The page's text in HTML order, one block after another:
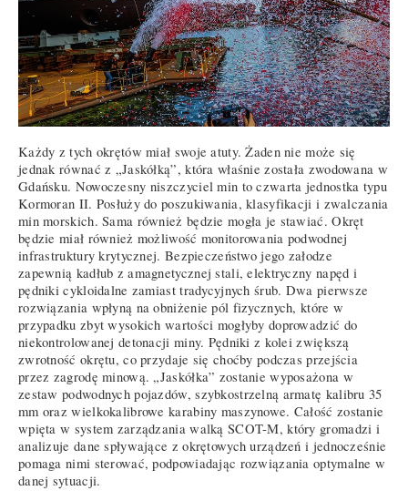
Każdy z tych okrętów miał swoje atuty. Żaden nie może się
jednak równać z „Jaskółką”, która właśnie została zwodowana w
Gdańsku. Nowoczesny niszczyciel min to czwarta jednostka typu
Kormoran II. Posłuży do poszukiwania, klasyfikacji i zwalczania
min morskich. Sama również będzie mogła je stawiać. Okręt
będzie miał również możliwość monitorowania podwodnej
infrastruktury krytycznej. Bezpieczeństwo jego załodze
zapewnią kadłub z amagnetycznej stali, elektryczny napęd i
pędniki cykloidalne zamiast tradycyjnych śrub. Dwa pierwsze
rozwiązania wpłyną na obniżenie pól fizycznych, które w
przypadku zbyt wysokich wartości mogłyby doprowadzić do
niekontrolowanej detonacji miny. Pędniki z kolei zwiększą
zwrotność okrętu, co przydaje się choćby podczas przejścia
przez zagrodę minową. „Jaskółka” zostanie wyposażona w
zestaw podwodnych pojazdów, szybkostrzelną armatę kalibru 35
mm oraz wielkokalibrowe karabiny maszynowe. Całość zostanie
wpięta w system zarządzania walką SCOT-M, który gromadzi i
analizuje dane spływające z okrętowych urządzeń i jednocześnie
pomaga nimi sterować, podpowiadając rozwiązania optymalne w
danej sytuacji.